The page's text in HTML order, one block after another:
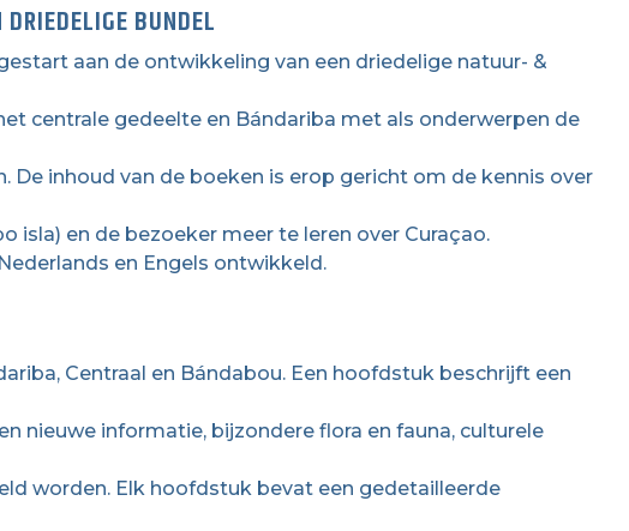
BUNDEL
aan de ontwikkeling van een driedelige natuur- &
centrale gedeelte en Bándariba met als onderwerpen de
De inhoud van de boeken is erop gericht om de kennis over
isla) en de bezoeker meer te leren over Curaçao.
en Engels ontwikkeld.
Centraal en Bándabou. Een hoofdstuk beschrijft een
nieuwe informatie, bijzondere flora en fauna, culturele
worden. Elk hoofdstuk bevat een gedetailleerde